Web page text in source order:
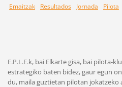
Emaitzak Resultados Jornada Pilota
E.P.L.E.k, bai Elkarte gisa, bai pilota-
estrategiko baten bidez, gaur egun
du, maila guztietan pilotan jokatzeko